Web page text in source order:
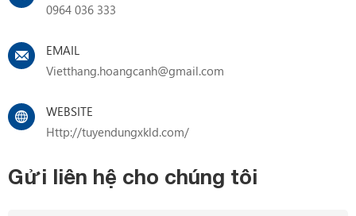
0964 036 333
EMAIL
Vietthang.hoangcanh@gmail.com
WEBSITE
Http://tuyendungxkld.com/
Gửi liên hệ cho chúng tôi